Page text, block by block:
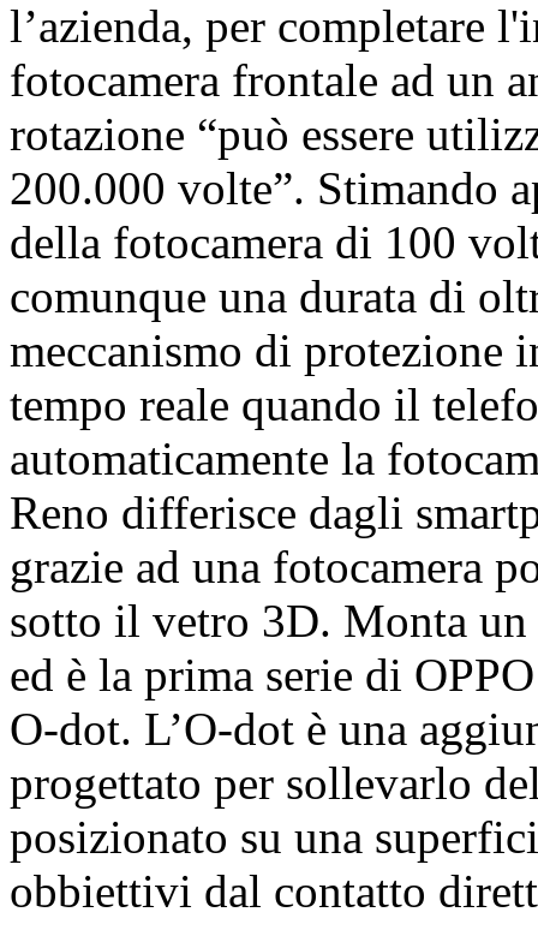
l’azienda, per completare
fotocamera frontale ad un
rotazione “può essere
200.000 volte”. Stimando
della fotocamera di 100
comunque una durata di
meccanismo di protezione
tempo reale quando il
automaticamente la
Reno differisce dagli
grazie ad una fotocamera
sotto il vetro 3D. Monta
ed è la prima serie di
O-dot. L’O-dot è una
progettato per sollevarlo
posizionato su una
obbiettivi dal contatto